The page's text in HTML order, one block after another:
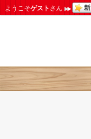
ようこそゲストさん